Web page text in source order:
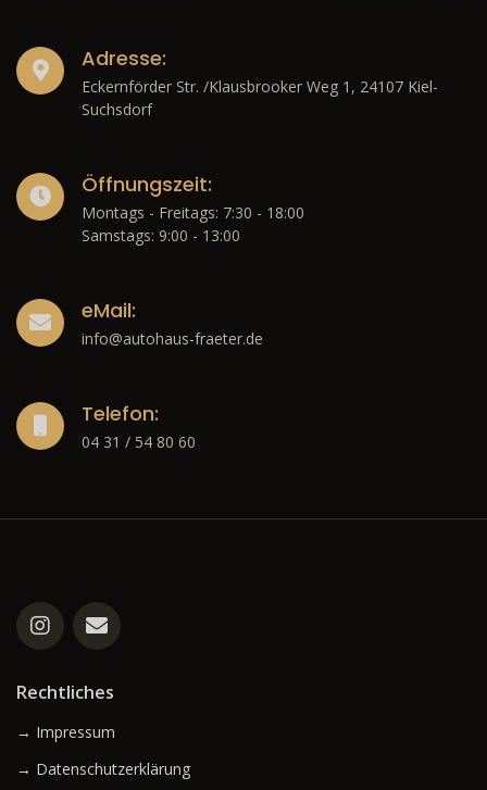
Adresse:
Eckernförder Str. /Klausbrooker Weg 1, 24107 Kiel-
Suchsdorf
Öffnungszeit:
Montags - Freitags: 7:30 - 18:00
Samstags: 9:00 - 13:00
eMail:
info@autohaus-fraeter.de
Telefon:
04 31 / 54 80 60
Rechtliches
→ Impressum
→ Datenschutzerklärung